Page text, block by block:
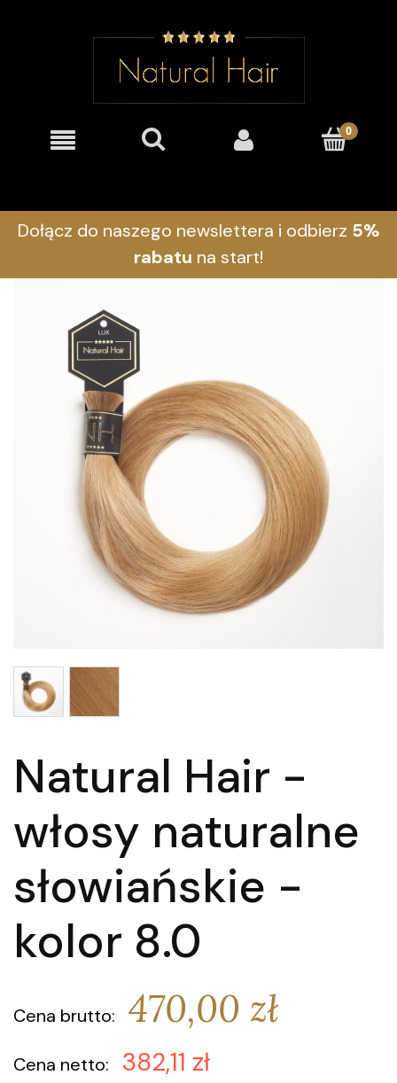
Dołącz do naszego newslettera i odbierz 5%
rabatu na start!
Natural Hair -
włosy naturalne
słowiańskie -
kolor 8.0
Cena brutto: 470,00 zł
Cena netto: 382,11 zł